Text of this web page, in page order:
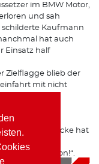
im BMW Motor,
und sah
schilderte Kaufmann
hat auch
Einsatz half
Zielflagge blieb der
mit nicht
„Die Strecke hat
Sieg war in
nächste Saison!“.